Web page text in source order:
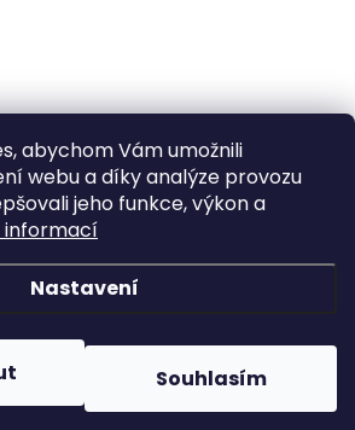
abychom Vám umožnili
webu a díky analýze provozu
jeho funkce, výkon a
informací
Nastavení
Souhlasím